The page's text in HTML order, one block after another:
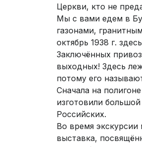
Церкви, кто не
Мы с вами едем в
газонами,
октябрь 1938 г. здесь
Заключённых
выходных! Здесь
потому его
Сначала на
изготовили
Российских.
Во время
выставка,